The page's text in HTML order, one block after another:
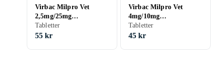
Virbac Milpro Vet
2,5mg/25mg
Filmdragerade
Tabletter för Små
Tabletter
55 kr
Virbac Milpro Vet
4mg/10mg
Filmdragerade
Tabletter för Små
Tabletter
45 kr